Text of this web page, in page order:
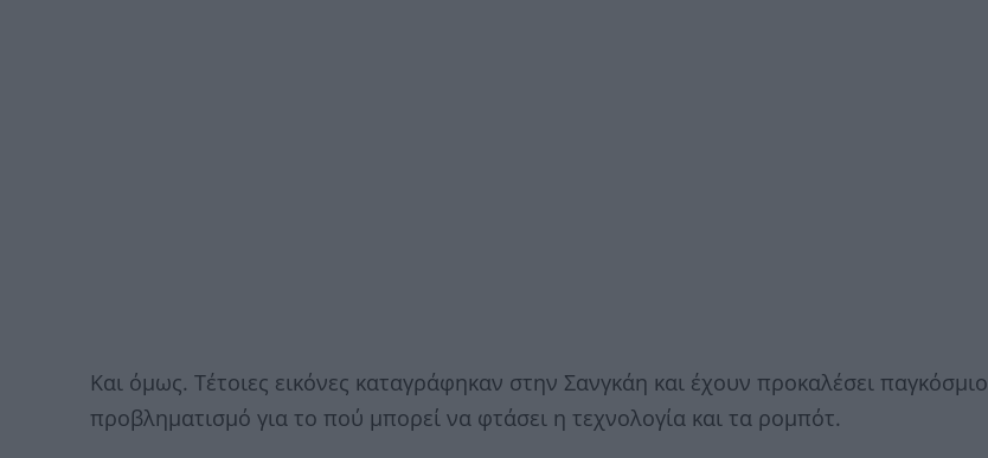
Και όμως. Τέτοιες εικόνες καταγράφηκαν στην Σανγκάη και έχουν προκαλέσει παγκόσμιο
προβληματισμό για το πού μπορεί να φτάσει η τεχνολογία και τα ρομπότ.